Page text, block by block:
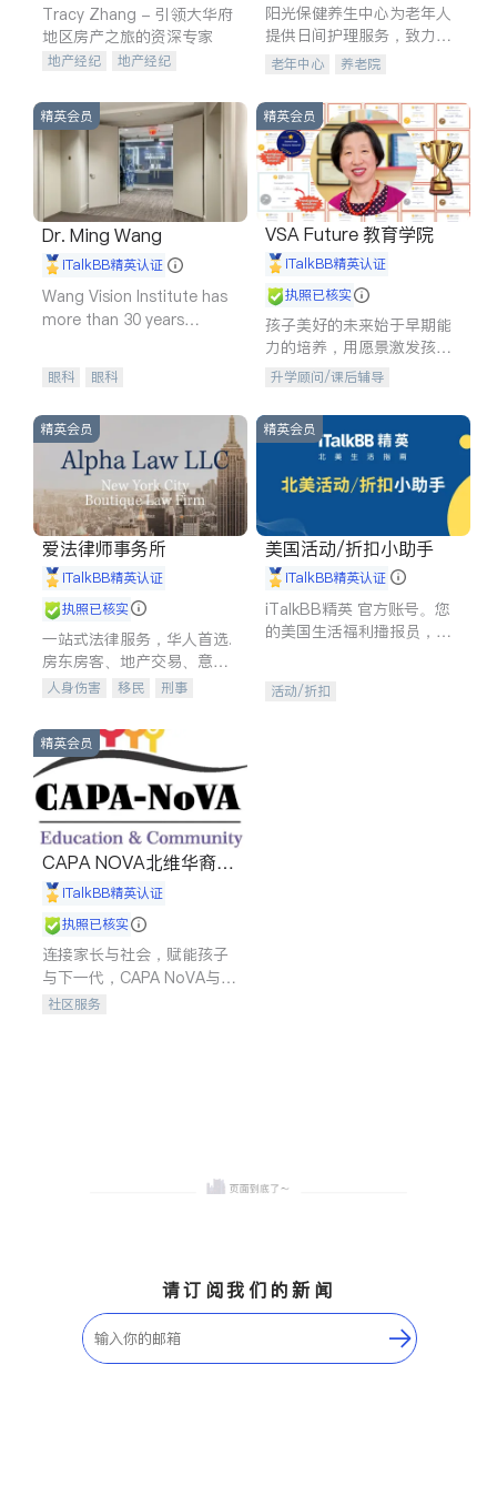
Tracy Zhang - 引领大华府
地区房产之旅的资深专家
地产经纪
地产经纪
商铺租售
开发商建商
阳光保健养生中心为老年人
提供日间护理服务，致力于
通过持续的护理创新来有效
老年中心 养老院
精英会员
Dr. Ming Wang
iTalkBB精英认证
Wang Vision Institute has
more than 30 years
眼科 眼科
精英会员
VSA Future 教育学院
iTalkBB精英认证
执照已核实
孩子美好的未来始于早期能
力的培养，用愿景激发孩子
的学习潜力和动力。理念：
石。
升学顾问/课后辅导
精英会员
爱法律师事务所
iTalkBB精英认证
执照已核实
一站式法律服务，华人首选.
房东房客、地产交易、意外
伤害、车祸重伤、商业诉
建筑合同、刑事案件全包办
人身伤害 移民
刑事
信托/遗嘱
商业
索赔
律师-其它 保释
精英会员
美国活动/折扣小助手
iTalkBB精英认证
iTalkBB精英 官方账号。您
的美国生活福利播报员，精
专属福利。
活动/折扣
精英会员
CAPA NOVA北维华裔家
长会iTalkBB精英认证
执照已核实
连接家长与社会，赋能孩子
与下一代，CAPA NoVA与您
携手建设包容、公平、充满
社区服务
请订阅我们的新闻